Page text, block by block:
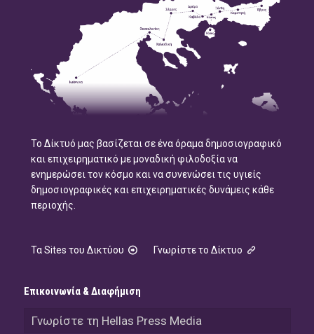
Το Δίκτυό μας βασίζεται σε ένα όραμα δημοσιογραφικό
και επιχειρηματικό με μοναδική φιλοδοξία να
ενημερώσει τον κόσμο και να συνενώσει τις υγιείς
δημοσιογραφικές και επιχειρηματικές δυνάμεις κάθε
περιοχής.
Τα Sites του Δικτύου Γνωρίστε το Δίκτυο
Επικοινωνία & Διαφήμιση
Γνωρίστε τη Hellas Press Media